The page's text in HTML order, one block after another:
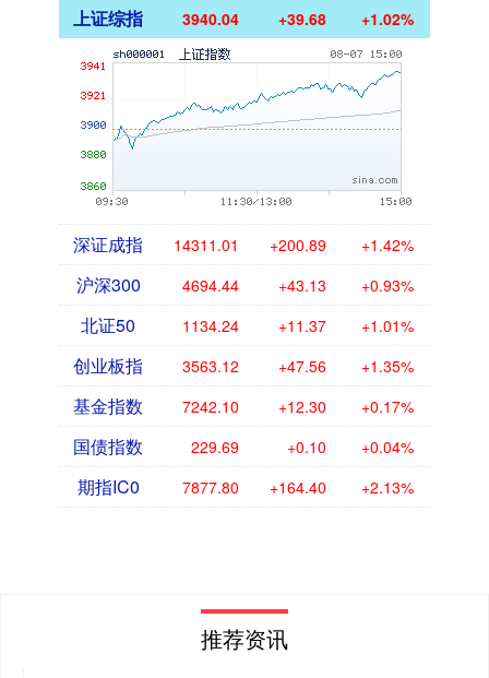
上证综指 3940.04 +39.68 +1.02%
深证成指 14311.01 +200.89 +1.42%
沪深300 4694.44 +43.13 +0.93%
北证50 1134.24 +11.37 +1.01%
创业板指 3563.12 +47.56 +1.35%
基金指数 7242.10 +12.30 +0.17%
国债指数 229.69 +0.10 +0.04%
期指IC0 7877.80 +164.40 +2.13%
推荐资讯